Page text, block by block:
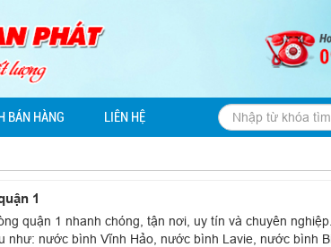
BÁN HÀNG LIÊN HỆ
1
quận 1 nhanh chóng, tận nơi, uy tín và chuyên
như: nước bình Vĩnh Hảo, nước bình Lavie, nước bình